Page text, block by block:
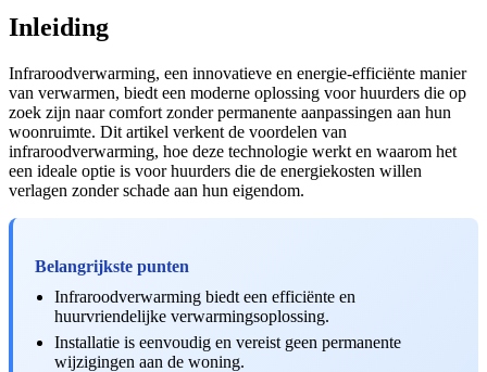
Inleiding
Infraroodverwarming, een innovatieve en energie-efficiënte manier
van verwarmen, biedt een moderne oplossing voor huurders die op
zoek zijn naar comfort zonder permanente aanpassingen aan hun
woonruimte. Dit artikel verkent de voordelen van
infraroodverwarming, hoe deze technologie werkt en waarom het
een ideale optie is voor huurders die de energiekosten willen
verlagen zonder schade aan hun eigendom.
Belangrijkste punten
Infraroodverwarming biedt een efficiënte en
huurvriendelijke verwarmingsoplossing.
Installatie is eenvoudig en vereist geen permanente
wijzigingen aan de woning.